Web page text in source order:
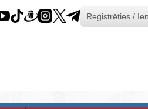
Reģistrēties /